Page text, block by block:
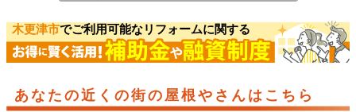
木更津市でご利用可能なリフォームに関する
あなたの近くの街の屋根やさんはこちら